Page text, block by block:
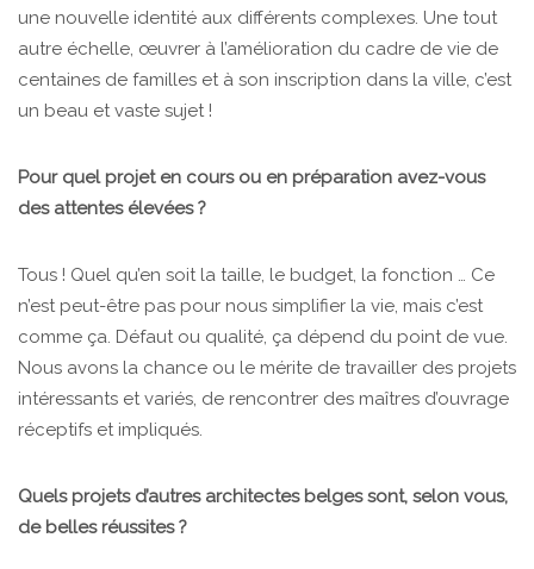
une nouvelle identité aux différents complexes. Une tout
autre échelle, œuvrer à l’amélioration du cadre de vie de
centaines de familles et à son inscription dans la ville, c’est
un beau et vaste sujet !
Pour quel projet en cours ou en préparation avez-vous
des attentes élevées ?
Tous ! Quel qu’en soit la taille, le budget, la fonction … Ce
n’est peut-être pas pour nous simplifier la vie, mais c’est
comme ça. Défaut ou qualité, ça dépend du point de vue.
Nous avons la chance ou le mérite de travailler des projets
intéressants et variés, de rencontrer des maîtres d’ouvrage
réceptifs et impliqués.
Quels projets d’autres architectes belges sont, selon vous,
de belles réussites ?